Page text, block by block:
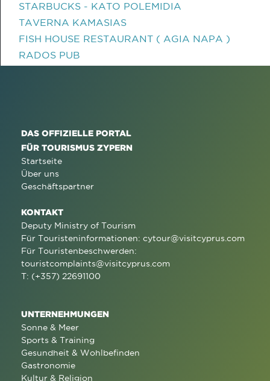
STARBUCKS - KATO POLEMIDIA
TAVERNA KAMASIAS
FISH HOUSE RESTAURANT ( AGIA NAPA )
RADOS PUB
DAS OFFIZIELLE PORTAL
FÜR TOURISMUS ZYPERN
Startseite
Über uns
Geschäftspartner
KONTAKT
Deputy Ministry of Tourism
Für Touristeninformationen: cytour@visitcyprus.com
Für Touristenbeschwerden:
touristcomplaints@visitcyprus.com
T: (+357) 22691100
UNTERNEHMUNGEN
Sonne & Meer
Sports & Training
Gesundheit & Wohlbefinden
Gastronomie
Kultur & Religion